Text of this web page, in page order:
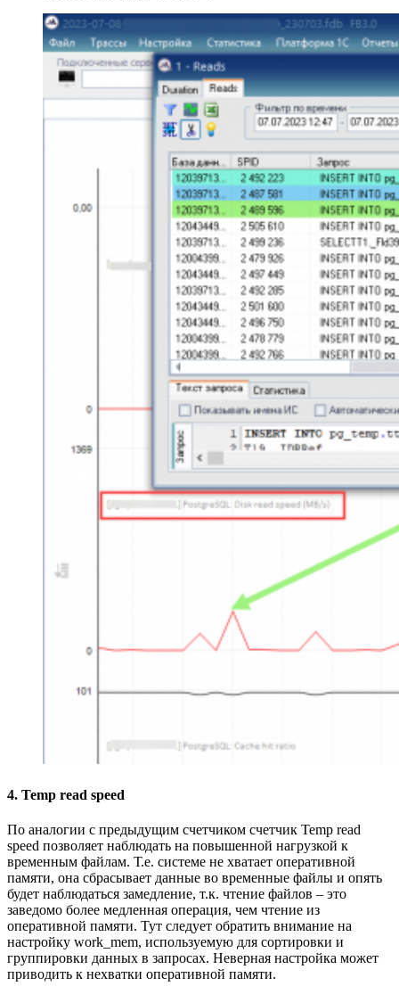
4. Temp read speed
По аналогии с предыдущим счетчиком счетчик Temp read
speed позволяет наблюдать на повышенной нагрузкой к
временным файлам. Т.е. системе не хватает оперативной
памяти, она сбрасывает данные во временные файлы и опять
будет наблюдаться замедление, т.к. чтение файлов – это
заведомо более медленная операция, чем чтение из
оперативной памяти. Тут следует обратить внимание на
настройку work_mem, используемую для сортировки и
группировки данных в запросах. Неверная настройка может
приводить к нехватки оперативной памяти.